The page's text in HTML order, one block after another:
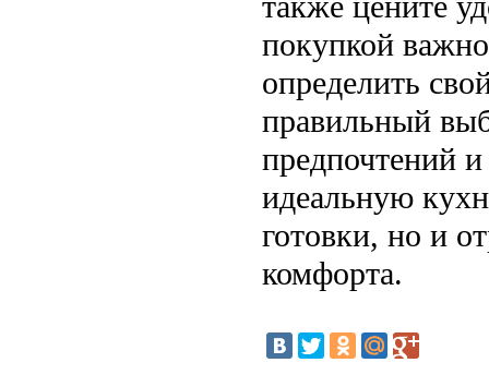
покупкой
определить
правильный
предпочтений
идеальную
готовки, но и
комфорта.